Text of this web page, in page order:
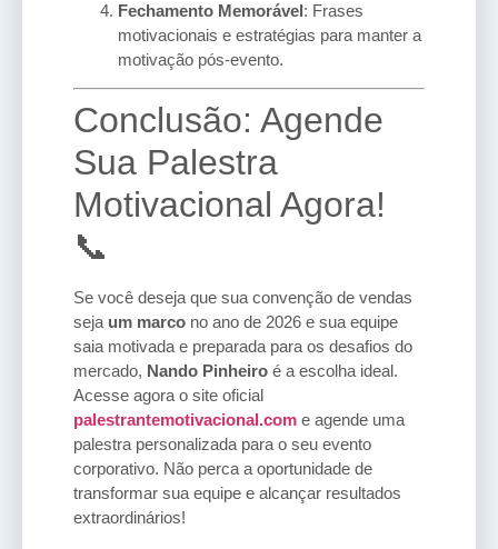
Fechamento Memorável: Frases
motivacionais e estratégias para manter a
motivação pós-evento.
Conclusão: Agende
Sua Palestra
Motivacional Agora!
📞
Se você deseja que sua convenção de vendas
seja um marco no ano de 2026 e sua equipe
saia motivada e preparada para os desafios do
mercado, Nando Pinheiro é a escolha ideal.
Acesse agora o site oficial
palestrantemotivacional.com e agende uma
palestra personalizada para o seu evento
corporativo. Não perca a oportunidade de
transformar sua equipe e alcançar resultados
extraordinários!